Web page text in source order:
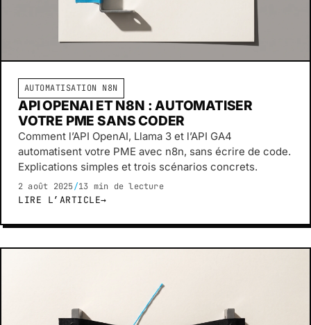
AUTOMATISATION N8N
API OPENAI ET N8N : AUTOMATISER
VOTRE PME SANS CODER
Comment l’API OpenAI, Llama 3 et l’API GA4
automatisent votre PME avec n8n, sans écrire de code.
Explications simples et trois scénarios concrets.
2 août 2025/13 min de lecture
LIRE L’ARTICLE→